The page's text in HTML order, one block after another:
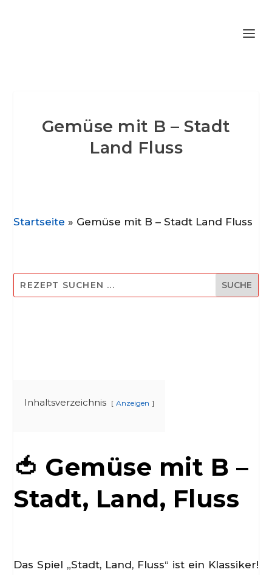
Gemüse mit B – Stadt
Land Fluss
Startseite » Gemüse mit B – Stadt Land Fluss
Inhaltsverzeichnis Anzeigen
🍅 Gemüse mit B –
Stadt, Land, Fluss
Das Spiel „Stadt, Land, Fluss“ ist ein Klassiker!